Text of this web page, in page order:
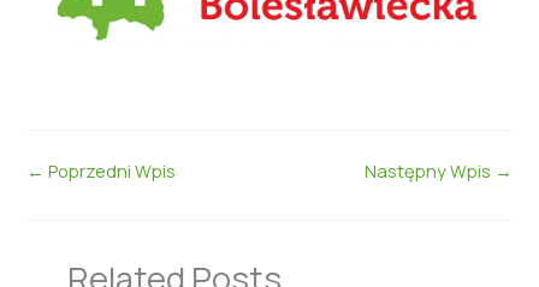
← Poprzedni Wpis Następny Wpis →